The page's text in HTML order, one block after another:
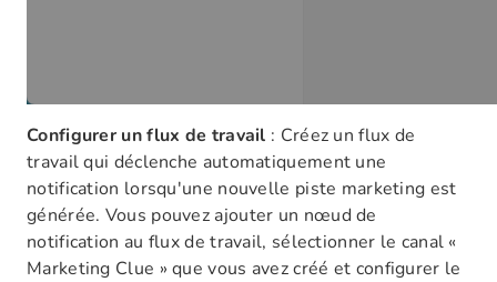
Configurer un flux de travail : Créez un flux de
travail qui déclenche automatiquement une
notification lorsqu'une nouvelle piste marketing est
générée. Vous pouvez ajouter un nœud de
notification au flux de travail, sélectionner le canal «
Marketing Clue » que vous avez créé et configurer le